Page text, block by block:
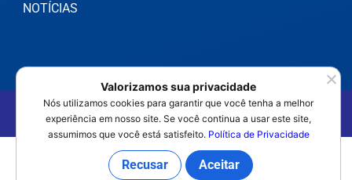
NOTÍCIAS
©2025 FEPI Itajubá - Todos os Direitos Reservados
Política de Privacidade
Valorizamos sua privacidade
Nós utilizamos cookies para garantir que você tenha a melhor
experiência em nosso site. Se você continua a usar este site,
assumimos que você está satisfeito. Política de Privacidade
Aceitar
Recusar